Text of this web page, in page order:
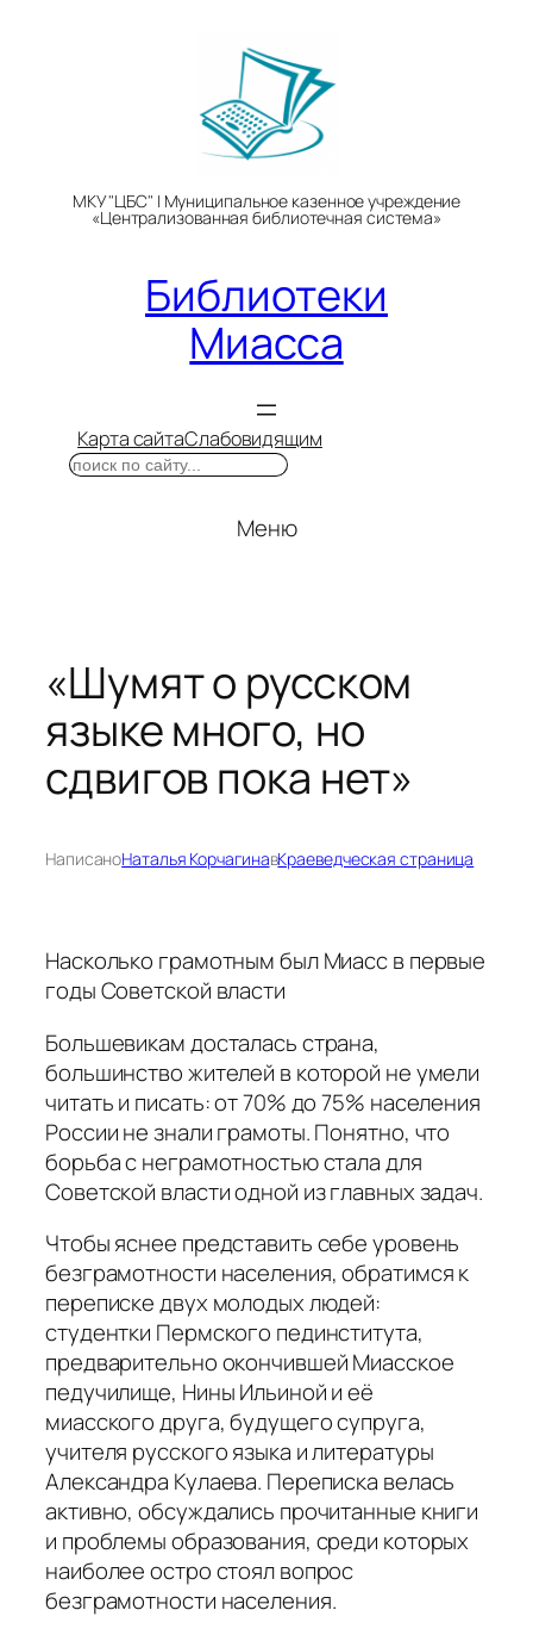
МКУ "ЦБС" | Муниципальное казенное учреждение
«Централизованная библиотечная система»
Библиотеки
Миасса
Карта сайтаСлабовидящим
Поиск
Меню
«Шумят о русском
языке много, но
сдвигов пока нет»
НаписаноНаталья КорчагинавКраеведческая страница
Насколько грамотным был Миасс в первые
годы Советской власти
Большевикам досталась страна,
большинство жителей в которой не умели
читать и писать: от 70% до 75% населения
России не знали грамоты. Понятно, что
борьба с неграмотностью стала для
Советской власти одной из главных задач.
Чтобы яснее представить себе уровень
безграмотности населения, обратимся к
переписке двух молодых людей:
студентки Пермского пединститута,
предварительно окончившей Миасское
педучилище, Нины Ильиной и её
миасского друга, будущего супруга,
учителя русского языка и литературы
Александра Кулаева. Переписка велась
активно, обсуждались прочитанные книги
и проблемы образования, среди которых
наиболее остро стоял вопрос
безграмотности населения.